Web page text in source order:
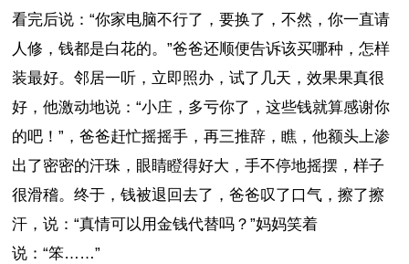
看完后说：“你家电脑不行了，要换了，不然，你一直请
人修，钱都是白花的。”爸爸还顺便告诉该买哪种，怎样
装最好。邻居一听，立即照办，试了几天，效果果真很
好，他激动地说：“小庄，多亏你了，这些钱就算感谢你
的吧！”，爸爸赶忙摇摇手，再三推辞，瞧，他额头上渗
出了密密的汗珠，眼睛瞪得好大，手不停地摇摆，样子
很滑稽。终于，钱被退回去了，爸爸叹了口气，擦了擦
汗，说：“真情可以用金钱代替吗？”妈妈笑着
说：“笨……”